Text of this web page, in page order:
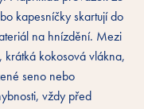
kapesníčky skartují do
na hnízdění. Mezi
krátká kokosová vlákna,
seno nebo
vždy před